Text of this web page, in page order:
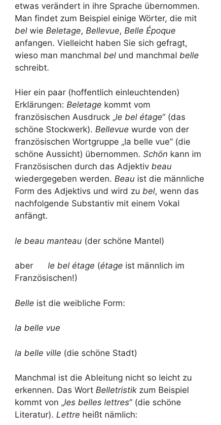
etwas verändert in ihre Sprache übernommen.
Man findet zum Beispiel einige Wörter, die mit
bel wie Beletage, Bellevue, Belle Époque
anfangen. Vielleicht haben Sie sich gefragt,
wieso man manchmal bel und manchmal belle
schreibt.
Hier ein paar (hoffentlich einleuchtenden)
Erklärungen: Beletage kommt vom
französischen Ausdruck „le bel étage“ (das
schöne Stockwerk). Bellevue wurde von der
französischen Wortgruppe „la belle vue“ (die
schöne Aussicht) übernommen. Schön kann im
Französischen durch das Adjektiv beau
wiedergegeben werden. Beau ist die männliche
Form des Adjektivs und wird zu bel, wenn das
nachfolgende Substantiv mit einem Vokal
anfängt.
le beau manteau (der schöne Mantel)
aber le bel étage (étage ist männlich im
Französischen!)
Belle ist die weibliche Form:
la belle vue
la belle ville (die schöne Stadt)
Manchmal ist die Ableitung nicht so leicht zu
erkennen. Das Wort Belletristik zum Beispiel
kommt von „les belles lettres“ (die schöne
Literatur). Lettre heißt nämlich: